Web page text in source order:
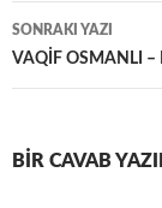
naviqasiya
SONRAKI YAZI
VAQİF OSMANLI –
BIR CAVAB